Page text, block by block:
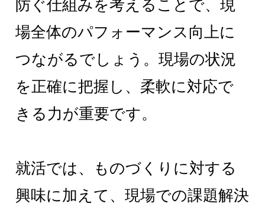
防ぐ仕組みを考えることで、現
場全体のパフォーマンス向上に
つながるでしょう。現場の状況
を正確に把握し、柔軟に対応で
きる力が重要です。
就活では、ものづくりに対する
興味に加えて、現場での課題解決